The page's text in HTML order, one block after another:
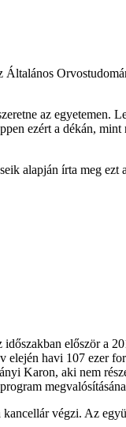
az egyetemen.
ezért a dékán,
alapján írta meg ezt
először a
elején havi 107 ezer
Karon, aki nem
végzi. Az